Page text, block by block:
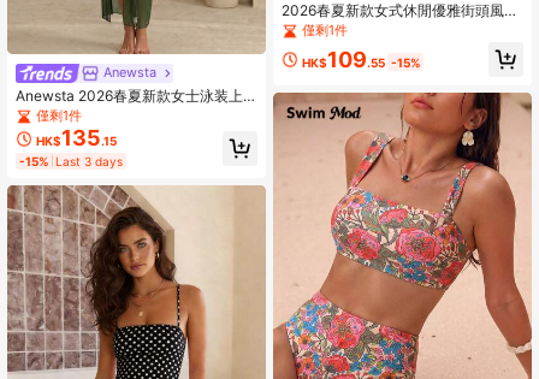
Anewsta
Anewsta 2026春夏新款女士泳装上
市，适合度假、约会、西部风情、邮
轮、海滩、海岛、公路旅行、四季皆
宜、音乐节、波西米亚风度假、秋日
休闲波西米亚风Y2K优雅复古休闲绿
装，女士套装，女士沙滩装，女士沙
滩装，扎金索斯岛度假装，日间派对
装，女士比基尼套装配长裙，女士度
假装，泳装复古风装，绿色沙滩装，
女士邮轮装，度假两件套，希腊度假
装，女士扎希德装，Zestiva泳装，动
物园装，女士拉链内衬装，斑马拉尔
森演唱会装
僅剩1件
HK$135.15
-15% Last 3 days
2026春夏新款女式休閒優雅街頭風針
織單肩露肩杏色上衣，節慶服飾海灘
度假
僅剩1件
HK$109.55 -15%